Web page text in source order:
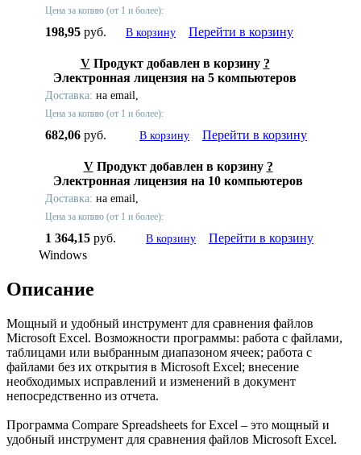
Цена за копию (от 1 и более):
198,95 руб. В корзину Перейти в корзину
V Продукт добавлен в корзину ?
Электронная лицензия на 5 компьютеров
Доставка: на email,
Цена за копию (от 1 и более):
682,06 руб. В корзину Перейти в корзину
V Продукт добавлен в корзину ?
Электронная лицензия на 10 компьютеров
Доставка: на email,
Цена за копию (от 1 и более):
1 364,15 руб. В корзину
Перейти в корзину
Windows
Описание
Мощный и удобный инструмент для сравнения файлов
Microsoft Excel. Возможности программы: работа с файлами,
таблицами или выбранным диапазоном ячеек; работа с
файлами без их открытия в Microsoft Excel; внесение
необходимых исправлений и изменений в документ
непосредственно из отчета.
Программа Compare Spreadsheets for Excel – это мощный и
удобный инструмент для сравнения файлов Microsoft Excel.